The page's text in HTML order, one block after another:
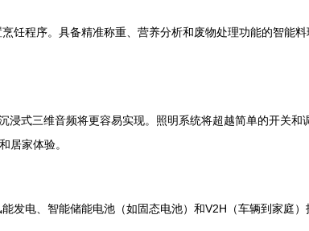
饪程序。具备精准称重、营养分析和废物处理功能的智能
式三维音频将更容易实现。照明系统将超越简单的开关
居家体验。
发电、智能储能电池（如固态电池）和V2H（车辆到家庭